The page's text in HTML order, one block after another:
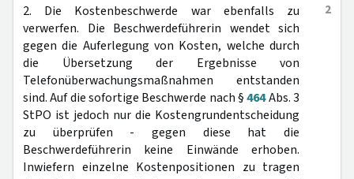
2
2. Die Kostenbeschwerde war ebenfalls zu
verwerfen. Die Beschwerdeführerin wendet sich
gegen die Auferlegung von Kosten, welche durch
die Übersetzung der Ergebnisse von
Telefonüberwachungsmaßnahmen entstanden
sind. Auf die sofortige Beschwerde nach §464Abs. 3
StPO ist jedoch nur die Kostengrundentscheidung
zu überprüfen - gegen diese hat die
Beschwerdeführerin keine Einwände erhoben.
Inwiefern einzelne Kostenpositionen zu tragen